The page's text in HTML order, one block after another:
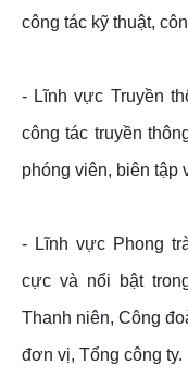
công tác kỹ thuật,
- Lĩnh vực Truyền
công tác truyền
phóng viên, biên tập
- Lĩnh vực Phong
cực và nổi bật
Thanh niên, Công
đơn vị, Tổng công ty.